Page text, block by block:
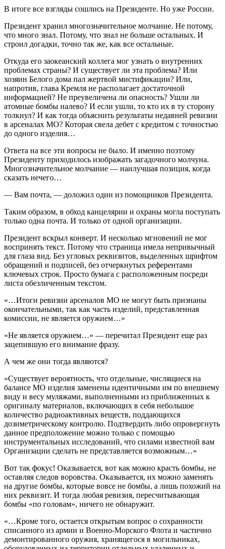
В итоге все взгляды сошлись на Президенте. Но уже России.
Президент хранил многозначительное молчание. Не потому,
что много знал. Потому, что знал не больше остальных. И
строил догадки, точно так же, как все остальные.
Откуда его заокеанский коллега мог узнать о внутренних
проблемах страны? И существует ли эта проблема? Или
хозяин Белого дома пал жертвой мистификации? Или,
напротив, глава Кремля не располагает достаточной
информацией? Не преувеличена ли опасность? Ушли ли
атомные бомбы налево? И если ушли, то кто их в ту сторону
толкнул? И как тогда объяснить результаты недавней ревизии
в арсеналах МО? Которая свела дебет с кредитом с точностью
до одного изделия…
Ответа на все эти вопросы не было. И именно поэтому
Президенту приходилось изображать загадочного молчуна.
Многозначительное молчание — наилучшая позиция, когда
сказать нечего…
— Вам почта, — доложил один из помощников Президента.
Таким образом, в обход канцелярии и охраны могла поступать
только одна почта. И только от одной организации.
Президент вскрыл конверт. И несколько мгновений не мог
воспринять текст. Потому что страница имела непривычный
для глаза вид. Без угловых реквизитов, выделенных шрифтом
обращений и подписей, без отчеркнутых референтами
ключевых строк. Просто бумага с расположенным посреди
листа обезличенным текстом.
«…Итоги ревизии арсеналов МО не могут быть признаны
окончательными, так как часть изделий, представленная
комиссии, не является оружием…»
«Не является оружием…» — перечитал Президент еще раз
зацепившую его внимание фразу.
А чем же они тогда являются?
«Существует вероятность, что отдельные, числящиеся на
балансе МО изделия заменены идентичными им по внешнему
виду и весу муляжами, выполненными из приближенных к
оригиналу материалов, включающих в себя небольшое
количество радиоактивных веществ, поддающихся
дозиметрическому контролю. Подтвердить либо опровергнуть
данное предположение можно только с помощью
инструментальных исследований, что силами известной вам
Организации сделать не представляется возможным…»
Вот так фокус! Оказывается, вот как можно красть бомбы, не
оставляя следов воровства. Оказывается, их можно заменять
на другие бомбы, которые вовсе не бомбы, а лишь похожий на
них реквизит. И тогда любая ревизия, пересчитывающая
бомбы «по головам», ничего не обнаружит.
«…Кроме того, остается открытым вопрос о сохранности
списанного из армии и Военно-Морского Флота и частично
демонтированного оружия, хранящегося в могильниках,